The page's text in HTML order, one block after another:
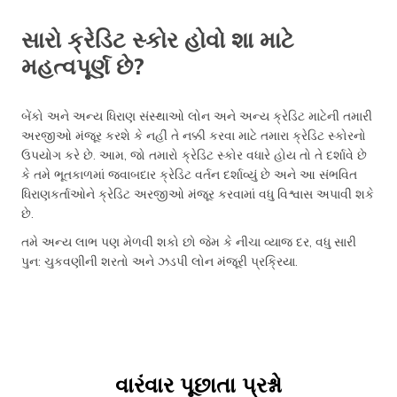
સારો ક્રેડિટ સ્કોર હોવો શા માટે
મહત્વપૂર્ણ છે?
બેંકો અને અન્ય ધિરાણ સંસ્થાઓ લોન અને અન્ય ક્રેડિટ માટેની તમારી
અરજીઓ મંજૂર કરશે કે નહીં તે નક્કી કરવા માટે તમારા ક્રેડિટ સ્કોરનો
ઉપયોગ કરે છે. આમ, જો તમારો ક્રેડિટ સ્કોર વધારે હોય તો તે દર્શાવે છે
કે તમે ભૂતકાળમાં જવાબદાર ક્રેડિટ વર્તન દર્શાવ્યું છે અને આ સંભવિત
ધિરાણકર્તાઓને ક્રેડિટ અરજીઓ મંજૂર કરવામાં વધુ વિશ્વાસ અપાવી શકે
છે.
તમે અન્ય લાભ પણ મેળવી શકો છો જેમ કે નીચા વ્યાજ દર, વધુ સારી
પુન: ચુકવણીની શરતો અને ઝડપી લોન મંજૂરી પ્રક્રિયા.
વારંવાર પૂછાતા પ્રશ્નો